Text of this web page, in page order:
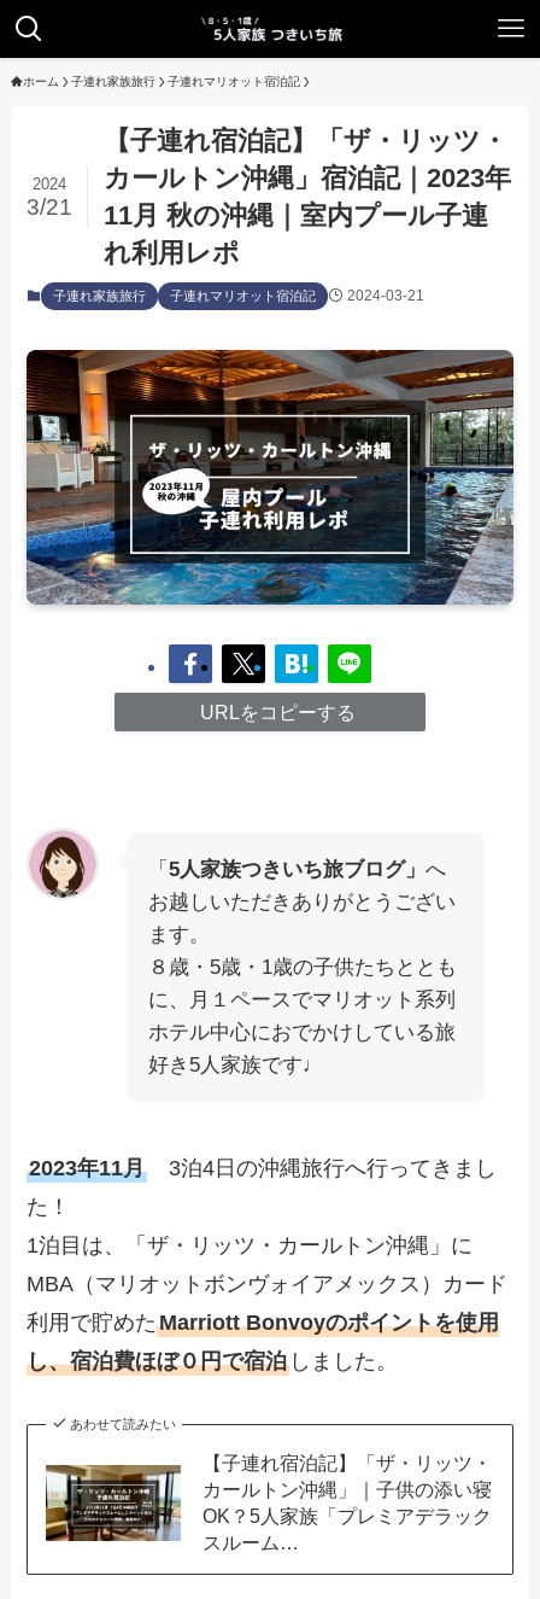
ホーム 子連れ家族旅行 子連れマリオット宿泊記
【子連れ宿泊記】「ザ・リッツ・
カールトン沖縄」宿泊記｜2023年
11月 秋の沖縄｜室内プール子連
れ利用レポ
2024
3/21
子連れ家族旅行 子連れマリオット宿泊記 2024-03-21
URLをコピーする
「5人家族つきいち旅ブログ」へ
お越しいただきありがとうござい
ます。
８歳・5歳・1歳の子供たちととも
に、月１ペースでマリオット系列
ホテル中心におでかけしている旅
好き5人家族です♩
2023年11月 3泊4日の沖縄旅行へ行ってきまし
た！
1泊目は、「ザ・リッツ・カールトン沖縄」に
MBA（マリオットボンヴォイアメックス）カード
利用で貯めたMarriott Bonvoyのポイントを使用
し、宿泊費ほぼ０円で宿泊 しました。
あわせて読みたい
【子連れ宿泊記】「ザ・リッツ・
カールトン沖縄」｜子供の添い寝
OK？5人家族「プレミアデラック
スルーム…